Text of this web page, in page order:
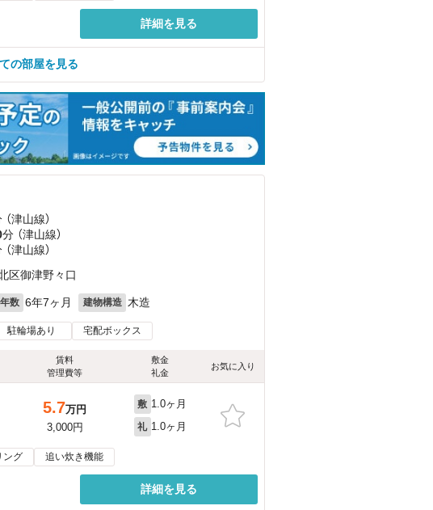
詳細を見る
の部屋を見る
（津山線）
分 （津山線）
（津山線）
区御津野々口
数 6年7ヶ月 建物構造 木造
駐輪場あり 宅配ボックス
賃料
管理費等
敷金
礼金
お気に入り
5.7万円
3,000円
敷 1.0ヶ月
礼 1.0ヶ月
ング 追い炊き機能
詳細を見る